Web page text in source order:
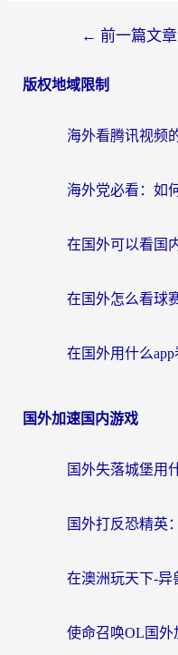
← 前一篇文章
版权地域限制
国外加速国内游戏